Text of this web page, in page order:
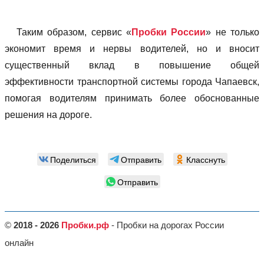
Таким образом, сервис « Пробки России» не только
экономит время и нервы водителей, но и вносит
существенный вклад в повышение общей
эффективности транспортной системы города Чапаевск,
помогая водителям принимать более обоснованные
решения на дороге.
Поделиться Отправить
Класснуть
Отправить
© 2018 - 2026 Пробки.рф - Пробки на дорогах России
онлайн